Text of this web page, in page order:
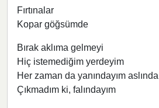
Fırtınalar
Kopar göğsümde
Bırak aklıma gelmeyi
Hiç istemediğim yerdeyim
Her zaman da yanındayım aslında
Çıkmadım ki, falındayım